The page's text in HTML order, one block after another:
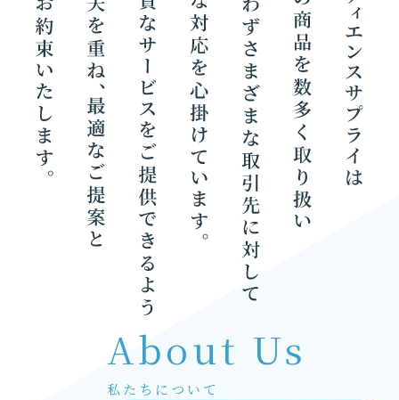
メディカルモール
03-6311-5016
お問い合わせ
About Us
私たちについて